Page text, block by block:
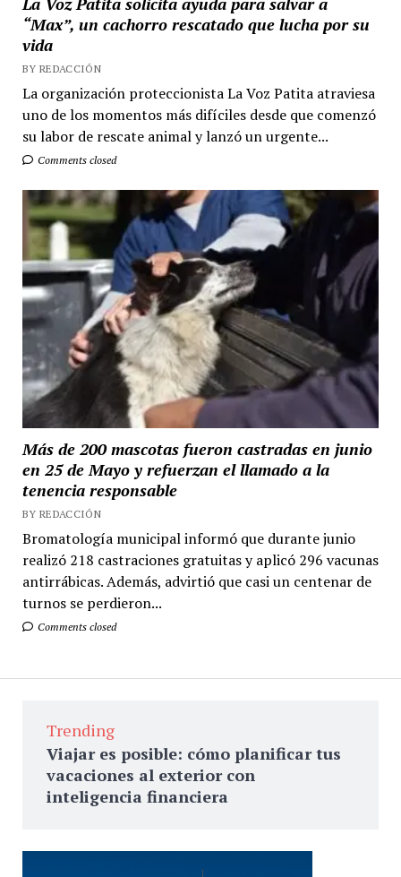
“Max”, un cachorro rescatado que lucha por su
vida
BY REDACCIÓN
La organización proteccionista La Voz Patita atraviesa
uno de los momentos más difíciles desde que comenzó
su labor de rescate animal y lanzó un urgente...
Comments closed
Más de 200 mascotas fueron castradas en junio
en 25 de Mayo y refuerzan el llamado a la
tenencia responsable
BY REDACCIÓN
Bromatología municipal informó que durante junio
realizó 218 castraciones gratuitas y aplicó 296 vacunas
antirrábicas. Además, advirtió que casi un centenar de
turnos se perdieron...
Comments closed
Trending
Viajar es posible: cómo planificar tus
vacaciones al exterior con
inteligencia financiera